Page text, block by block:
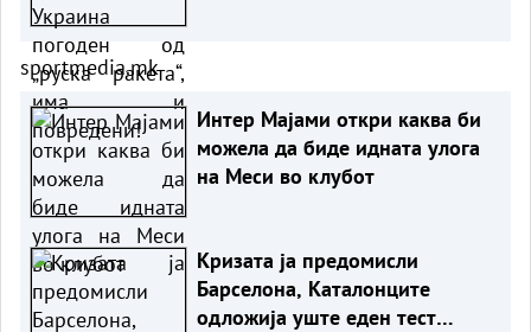
sportmedia.mk
Интер Мајами откри каква би
можела да биде идната улога
на Меси во клубот
Кризата ја предомисли
Барселона, Каталонците
одложија уште еден тест